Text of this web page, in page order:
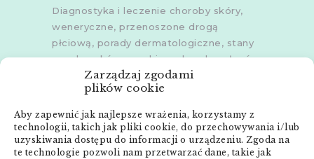
Zarządzaj zgodami
plików cookie
Aby zapewnić jak najlepsze wrażenia, korzystamy z
technologii, takich jak pliki cookie, do przechowywania i/lub
uzyskiwania dostępu do informacji o urządzeniu. Zgoda na
te technologie pozwoli nam przetwarzać dane, takie jak
Diagnostyka i leczenie choroby skóry,
weneryczne, przenoszone drogą
płciową, porady dermatologiczne, stany
zapalne skóry, grzybice, choroby włosów,
dermoskopia, trichoskopia, u dorosłych i
Gabinety wPoznaniu,Poznaniu -
Złotowska,Skórzewie,Środzie
WielkopolskiejiŚremie